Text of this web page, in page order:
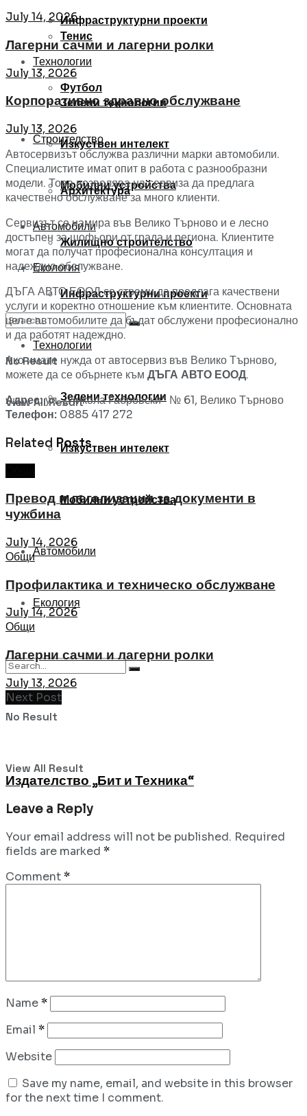
Тенис
Футбол
Строителство
Архитектура
Жилищно строителство
Инфраструктурни проекти
Технологии
Зелени технологии
Изкуствен интелект
Мобилни устройства
Автомобили
Екология
No Result
View All Result
Инфраструктурни проекти
Технологии
Зелени технологии
Изкуствен интелект
Мобилни устройства
Автомобили
Екология
No Result
View All Result
July 14, 2026
Лагерни сачми и лагерни ролки
July 13, 2026
Корпоративно здравно обслужване
July 13, 2026
Автосервизът обслужва различни марки автомобили.
Специалистите имат опит в работа с разнообразни
модели. Това позволява на сервиза да предлага
качествено обслужване за много клиенти.
Сервизът се намира във Велико Търново и е лесно
достъпен за шофьори от града и региона. Клиентите
могат да получат професионална консултация и
надеждно обслужване.
ДЪГА АВТО ЕООД се стреми да предлага качествени
услуги и коректно отношение към клиентите. Основната
цел е автомобилите да бъдат обслужени професионално
и да работят надеждно.
Ако имате нужда от автосервиз във Велико Търново,
можете да се обърнете към ДЪГА АВТО ЕООД.
Адрес:ул. „Никола Габровски“ № 61, Велико Търново
Телефон: 0885 417 272
Related Posts
Превод и легализация за документи в
чужбина
July 14, 2026
Общи
Профилактика и техническо обслужване
July 14, 2026
Общи
Лагерни сачми и лагерни ролки
July 13, 2026
Next Post
Издателство „Бит и Техника“
Leave a Reply
Your email address will not be published. Required
fields are marked *
Comment*
Name*
Email *
Website
Save my name, email, and website in this browser
for the next time I comment.